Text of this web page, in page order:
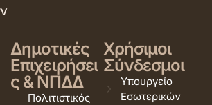
Δημοτικές
Επιχειρήσει
ς & ΝΠΔΔ
Πολιτιστικός
Χρήσιμοι
Σύνδεσμοι
Υπουργείο
Εσωτερικών